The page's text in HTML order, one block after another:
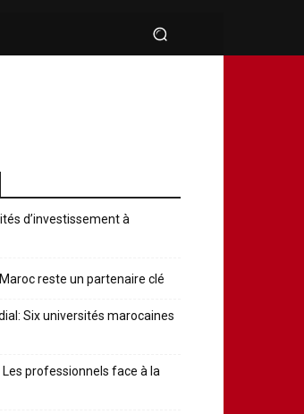
d’investissement à
reste un partenaire clé
Six universités marocaines
professionnels face à la